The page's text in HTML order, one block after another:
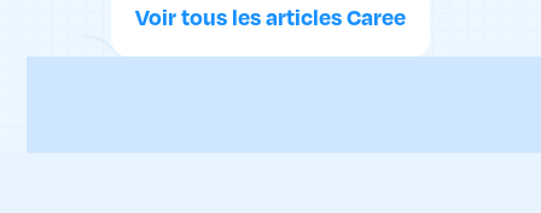
Voir tous les articles Caree